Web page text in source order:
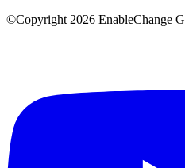
©Copyright 2026 EnableChange